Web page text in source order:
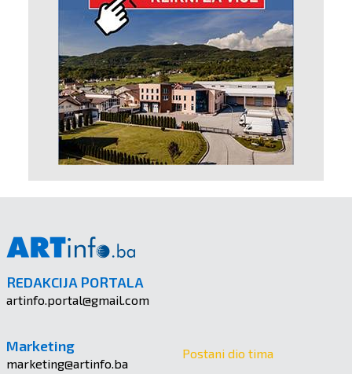
REDAKCIJA PORTALA
artinfo.portal@gmail.com
Marketing
marketing@artinfo.ba
Postani dio tima